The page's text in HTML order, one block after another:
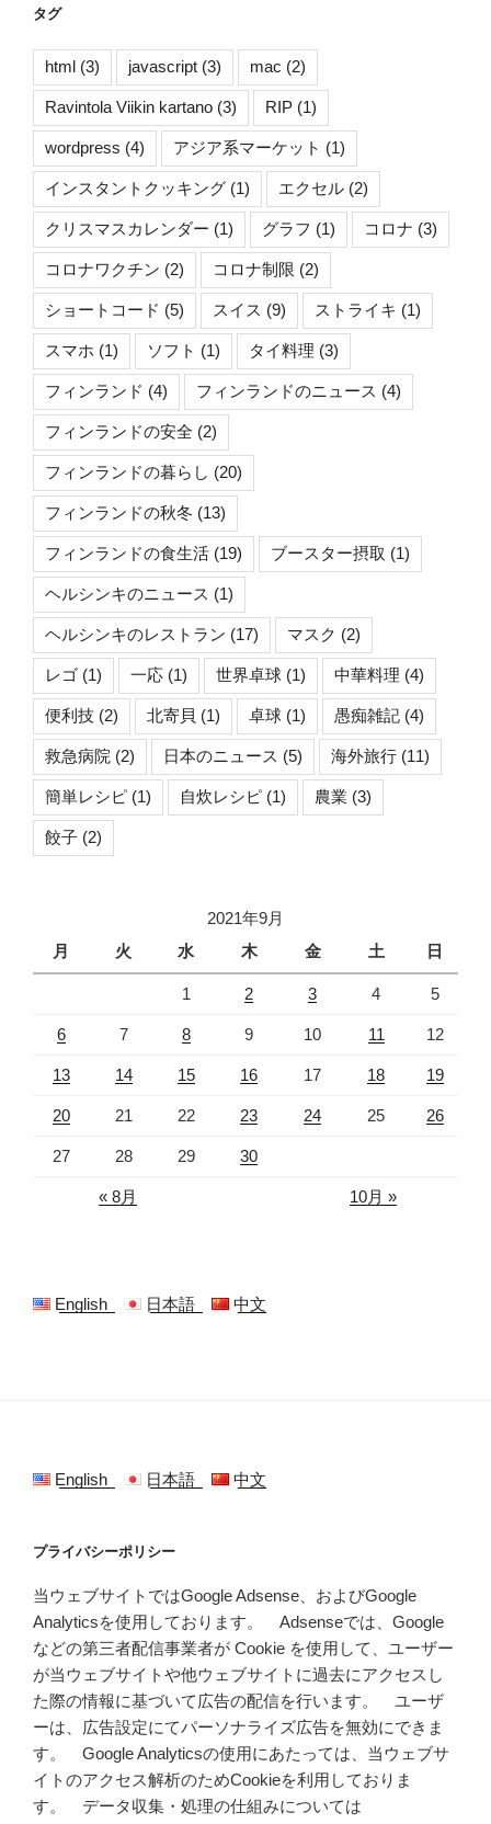
タグ
html (3) javascript (3) mac (2)
Ravintola Viikin kartano (3) RIP (1)
wordpress (4) アジア系マーケット (1)
インスタントクッキング (1) エクセル (2)
クリスマスカレンダー (1) グラフ (1) コロナ (3)
コロナワクチン (2) コロナ制限 (2)
ショートコード (5) スイス (9) ストライキ (1)
スマホ (1) ソフト (1) タイ料理 (3)
フィンランド (4) フィンランドのニュース (4)
フィンランドの安全 (2)
フィンランドの暮らし (20)
フィンランドの秋冬 (13)
フィンランドの食生活 (19) ブースター摂取 (1)
ヘルシンキのニュース (1)
ヘルシンキのレストラン (17) マスク (2)
レゴ (1) 一応 (1) 世界卓球 (1) 中華料理 (4)
便利技 (2) 北寄貝 (1) 卓球 (1) 愚痴雑記 (4)
救急病院 (2) 日本のニュース (5) 海外旅行 (11)
簡単レシピ (1) 自炊レシピ (1) 農業 (3)
餃子 (2)
2021年9月
月
火 水 木 金 土 日
1 2 3 4 5
6 7 8 9 10 11 12
13 14 15 16 17 18 19
20 21 22 23 24 25 26
27 28 29 30
« 8月 10月 »
English 日本語 中文
English 日本語 中文
プライバシーポリシー
当ウェブサイトではGoogle Adsense、およびGoogle
Analyticsを使用しております。 Adsenseでは、Google
などの第三者配信事業者が Cookie を使用して、ユーザー
が当ウェブサイトや他ウェブサイトに過去にアクセスし
た際の情報に基づいて広告の配信を行います。 ユーザ
ーは、広告設定にてパーソナライズ広告を無効にできま
す。 Google Analyticsの使用にあたっては、当ウェブサ
イトのアクセス解析のためCookieを利用しておりま
す。 データ収集・処理の仕組みについては